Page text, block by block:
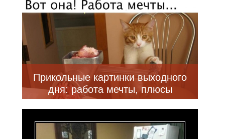
Прикольные картинки выходного
дня: работа мечты, плюсы
плохого зрения и многое другое